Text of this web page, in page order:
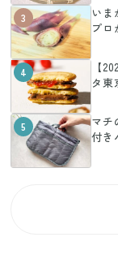
3
いま
プロ
4
【
タ東
5
マチ
付き